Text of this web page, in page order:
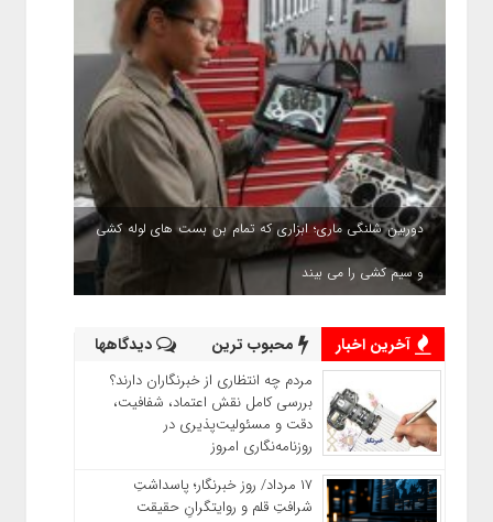
دوربین شلنگی ماری؛ ابزاری که تمام بن بست های لوله کشی
و سیم کشی را می بیند
آخرین اخبار محبوب ترین دیدگاهها
مردم چه انتظاری از خبرنگاران دارند؟
بررسی کامل نقش اعتماد، شفافیت،
دقت و مسئولیت‌پذیری در
روزنامه‌نگاری امروز
۱۷ مرداد/ روز خبرنگار؛ پاسداشتِ
شرافتِ قلم و روایتگرانِ حقیقت